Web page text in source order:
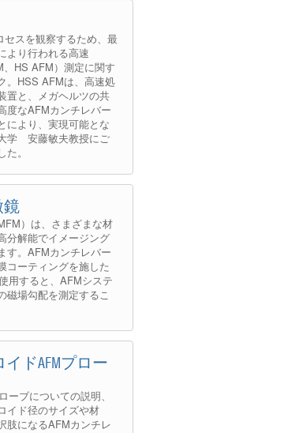
セスを観察するため、最
より行われる高速
HS AFM）測定に関す
。HSS AFMは、高速処
置と、メガヘルツの共
度なAFMカンチレバー
により、実現可能とな
学 安藤敏夫教授にご
。
）は、さまざまな材
分解能でイメージング
す。AFMカンチレバー
コーティングを施した
用すると、AFMシステ
磁場勾配を測定するこ
イドAFMプロー
ーブについての説明、
イド径のサイズや材
肢になるAFMカンチレ